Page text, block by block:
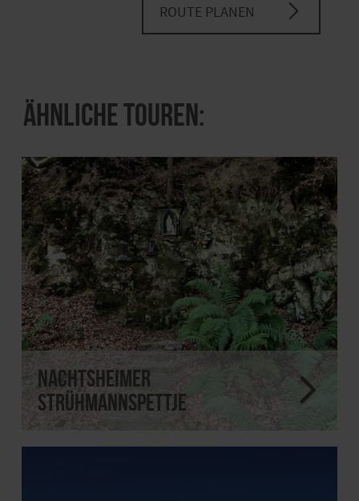
ROUTE PLANEN
Ähnliche Touren:
Nachtsheimer
Strühmannspettje